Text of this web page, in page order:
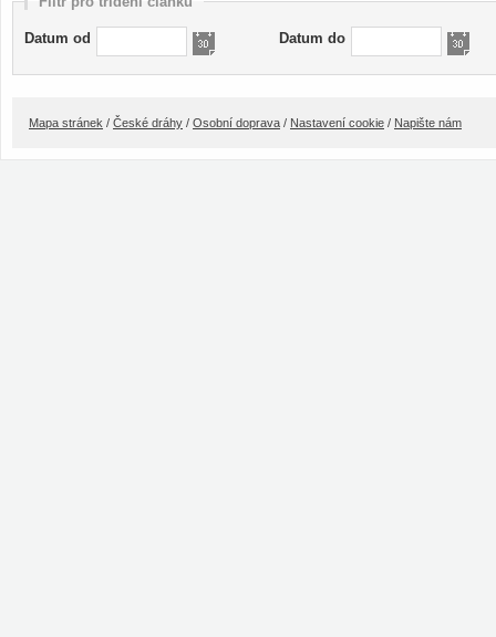
Datum od Datum do
Mapa stránek / České dráhy / Osobní doprava / Nastavení cookie / Napište nám